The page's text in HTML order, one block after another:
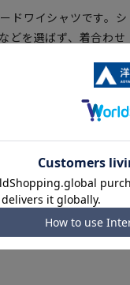
ドワイシャツです。シ
どを選ばず、着合わせ
合いを持ち合わせた1枚
ロン掛けも簡単です。
安としてご利用くだ